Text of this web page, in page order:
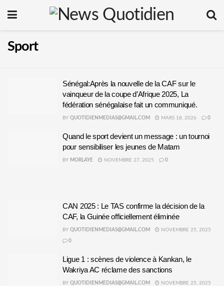
Sport
Sénégal:Après la nouvelle de la CAF sur le
vainqueur de la coupe d’Afrique 2025, La
fédération sénégalaise fait un communiqué.
BY QUOTIDIENMEDIAS@GMAIL.COM MARS 18, 2026 0
Quand le sport devient un message : un tournoi
pour sensibiliser les jeunes de Matam
BY MORLAYE NOVEMBRE 27, 2025 0
CAN 2025 : Le TAS confirme la décision de la
CAF, la Guinée officiellement éliminée
BY QUOTIDIENMEDIAS@GMAIL.COM NOVEMBRE 25, 2025
0
Ligue 1 : scènes de violence à Kankan, le
Wakriya AC réclame des sanctions
BY QUOTIDIENMEDIAS@GMAIL.COM NOVEMBRE 25, 2025